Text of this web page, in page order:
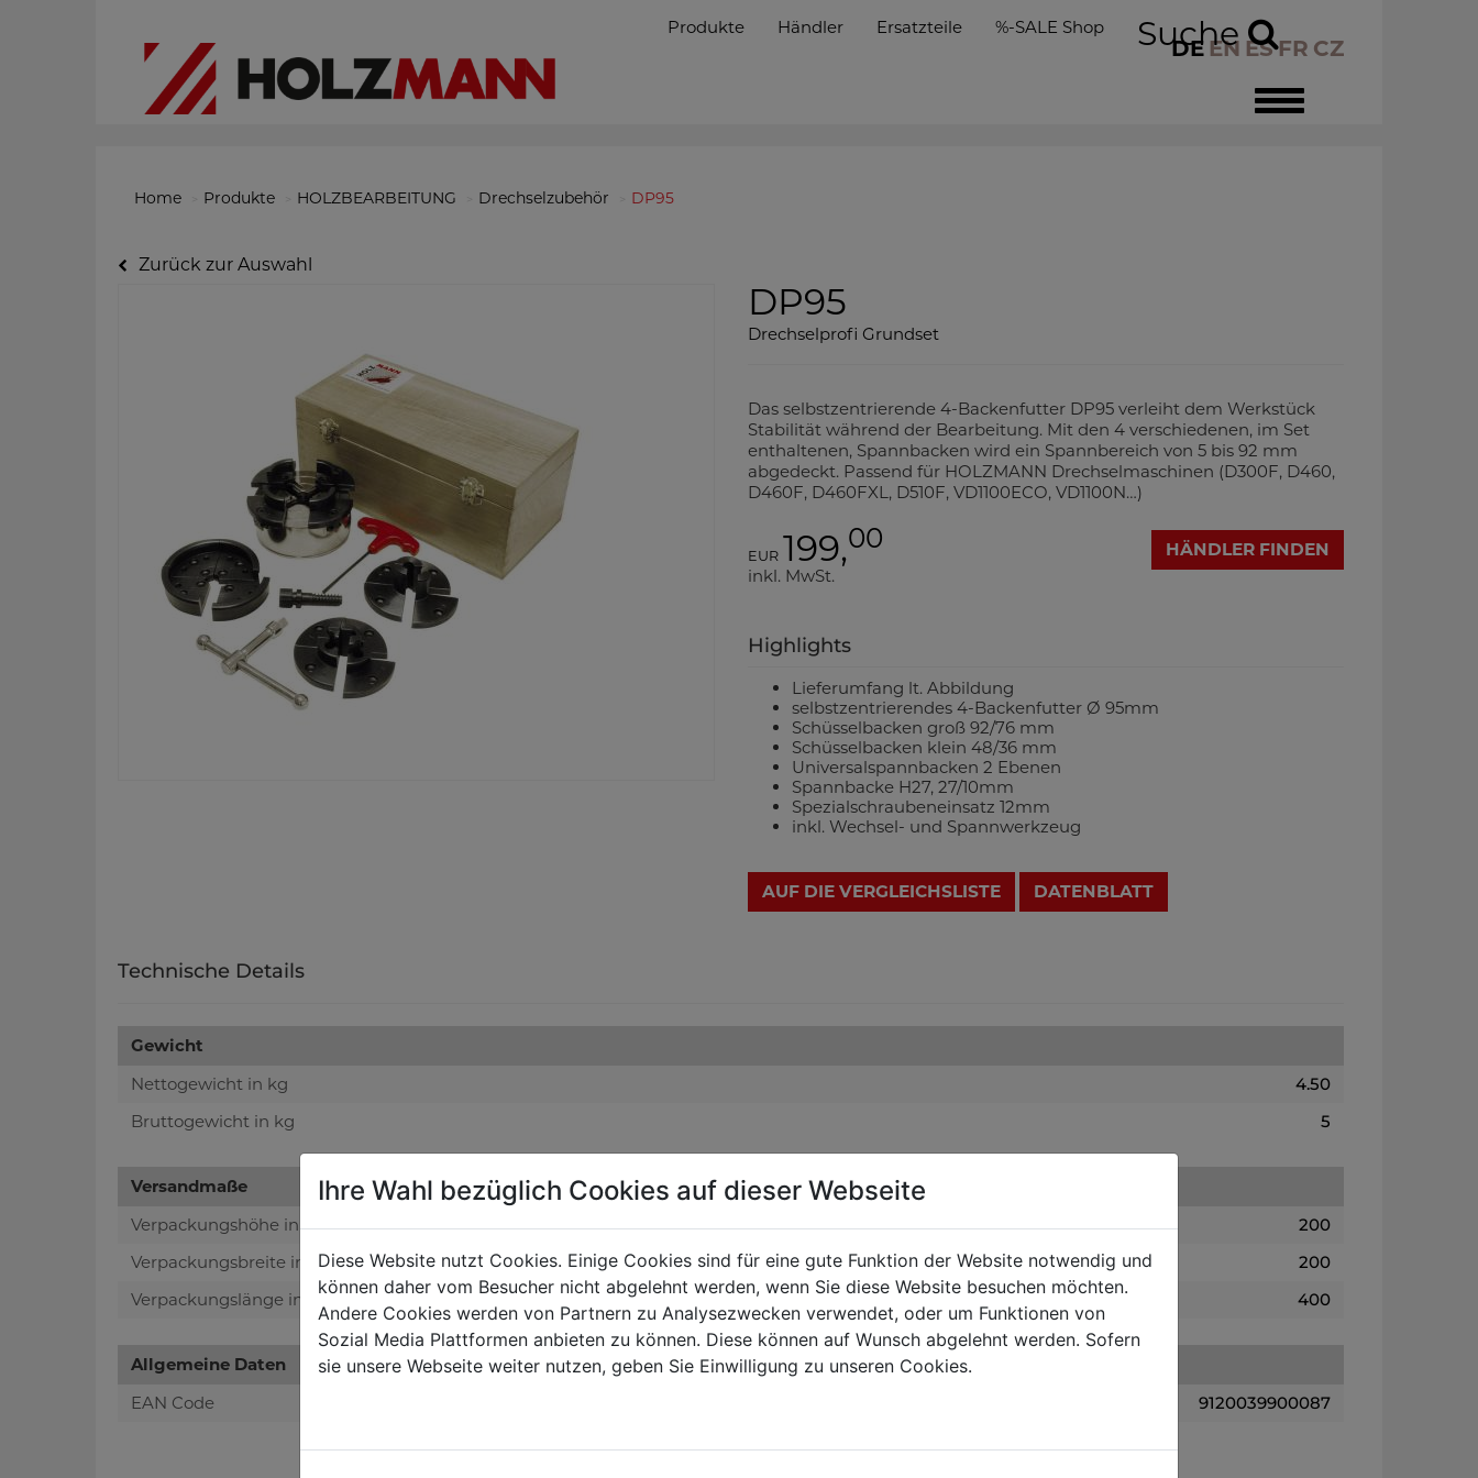
Toggle
navigation
DE EN ESFR CZ
Produkte Händler Ersatzteile %-SALE Shop Suche
Home Produkte HOLZBEARBEITUNG Drechselzubehör DP95
Zurück zur Auswahl
DP95
Drechselprofi Grundset
Das selbstzentrierende 4-Backenfutter DP95 verleiht dem Werkstück
Stabilität während der Bearbeitung. Mit den 4 verschiedenen, im Set
enthaltenen, Spannbacken wird ein Spannbereich von 5 bis 92 mm
abgedeckt. Passend für HOLZMANN Drechselmaschinen (D300F, D460,
D460F, D460FXL, D510F, VD1100ECO, VD1100N…)
EUR 199,00
inkl. MwSt.
HÄNDLER FINDEN
Highlights
Lieferumfang lt. Abbildung
selbstzentrierendes 4-Backenfutter Ø 95mm
Schüsselbacken groß 92/76 mm
Schüsselbacken klein 48/36 mm
Universalspannbacken 2 Ebenen
Spannbacke H27, 27/10mm
Spezialschraubeneinsatz 12mm
inkl. Wechsel- und Spannwerkzeug
AUF DIE VERGLEICHSLISTE DATENBLATT
Technische Details
Gewicht
Nettogewicht in kg
4.50
Bruttogewicht in kg
5
Versandmaße
Verpackungshöhe in mm
200
Verpackungsbreite in mm
200
Verpackungslänge in mm
400
Allgemeine Daten
EAN Code
9120039900087
Ihre Wahl bezüglich Cookies auf dieser Webseite
Diese Website nutzt Cookies. Einige Cookies sind für eine gute Funktion der Website notwendig und
können daher vom Besucher nicht abgelehnt werden, wenn Sie diese Website besuchen möchten.
Andere Cookies werden von Partnern zu Analysezwecken verwendet, oder um Funktionen von
Sozial Media Plattformen anbieten zu können. Diese können auf Wunsch abgelehnt werden. Sofern
sie unsere Webseite weiter nutzen, geben Sie Einwilligung zu unseren Cookies.